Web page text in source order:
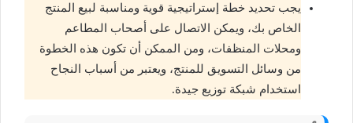
يجب تحديد خطة إستراتيجية قوية ومناسبة لبيع المنتج
الخاص بك، ويمكن الاتصال على أصحاب المطاعم
ومحلات المنظفات، ومن الممكن أن تكون هذه الخطوة
من وسائل التسويق للمنتج، ويعتبر من أسباب النجاح
استخدام شبكة توزيع جيدة.